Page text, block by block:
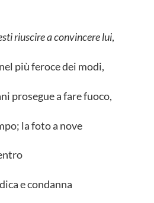
riuscire a convincere lui,
più feroce dei modi,
prosegue a fare fuoco,
la foto a nove
e condanna